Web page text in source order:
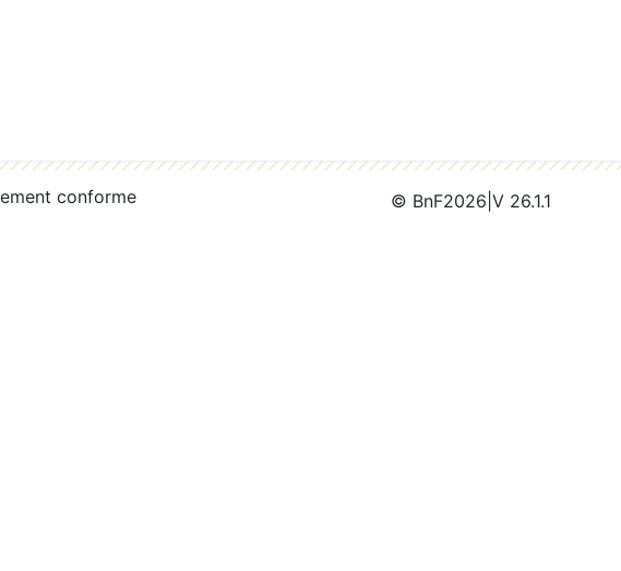
conforme © BnF2026 V 26.1.1